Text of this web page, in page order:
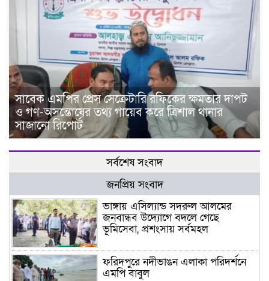
সাবেক এমপির প্রেস সেক্রেটারি রফিকের ক্ষমতার দাপট
ও গণ-অসন্তোষের তথ্য গায়েব করে ত্রিশাল থানার
সাজানো রিপোর্ট
সর্বশেষ সংবাদ
জনপ্রিয় সংবাদ
ভাঙ্গায় এসিল্যান্ড সদরুল আলমের
জনবান্ধব উদ্যোগে বদলে গেছে
ভূমিসেবা, প্রশংসায় সর্বমহল
ফরিদপুরে নদীভাঙন এলাকা পরিদর্শনে
এমপি বাবুল